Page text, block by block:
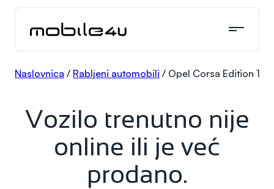
Skoči
sadržaja
Naslovnica / Rabljeni automobili / Opel Corsa Edition 1,5
Vozilo trenutno nije
online ili je već
prodano.